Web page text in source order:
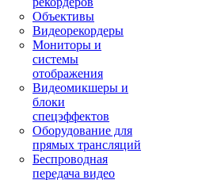
Объективы
Видеорекордеры
Мониторы и
системы
отображения
Видеомикшеры и
блоки
спецэффектов
Оборудование для
прямых трансляций
Беспроводная
передача видео